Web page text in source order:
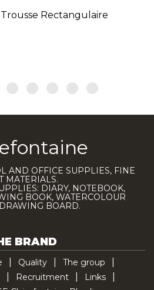
Rectangulaire
AND OFFICE SUPPLIES, FINE
MATERIALS.
DIARY, NOTEBOOK,
BOOK, WATERCOLOUR
BOARD.
BRAND
Quality
The group
Recruitment
Links